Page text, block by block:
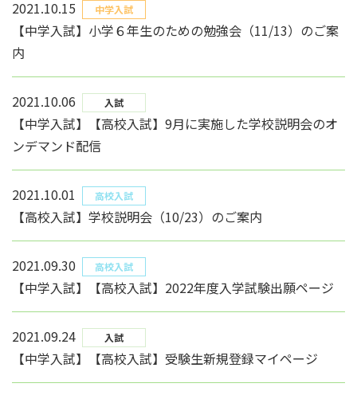
2021.10.15 中学入試
【中学入試】小学６年生のための勉強会（11/13）のご案
内
2021.10.06 入試
【中学入試】【高校入試】9月に実施した学校説明会のオ
ンデマンド配信
2021.10.01 高校入試
【高校入試】学校説明会（10/23）のご案内
2021.09.30 高校入試
【中学入試】【高校入試】2022年度入学試験出願ページ
2021.09.24 入試
【中学入試】【高校入試】受験生新規登録マイページ